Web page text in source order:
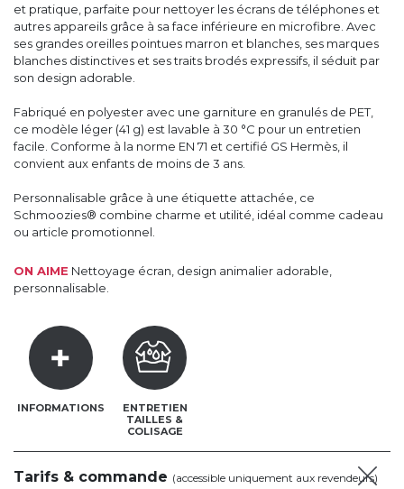
et pratique, parfaite pour nettoyer les écrans de téléphones et
autres appareils grâce à sa face inférieure en microfibre. Avec
ses grandes oreilles pointues marron et blanches, ses marques
blanches distinctives et ses traits brodés expressifs, il séduit par
son design adorable.
Fabriqué en polyester avec une garniture en granulés de PET,
ce modèle léger (41 g) est lavable à 30 °C pour un entretien
facile. Conforme à la norme EN 71 et certifié GS Hermès, il
convient aux enfants de moins de 3 ans.
Personnalisable grâce à une étiquette attachée, ce
Schmoozies® combine charme et utilité, idéal comme cadeau
ou article promotionnel.
ON AIME Nettoyage écran, design animalier adorable,
personnalisable.
INFORMATIONS
ENTRETIEN
TAILLES &
COLISAGE
Tarifs & commande (accessible uniquement aux revendeurs)